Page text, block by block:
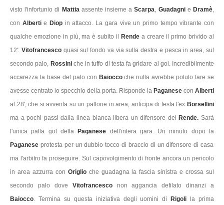
visto l'infortunio di Mattiaassente insieme a Scarpa, Guadagnie Dramè,
con Albertie Diop in attacco. La gara vive un primo tempo vibrante con
qualche emozione in più, ma è subito il
Rendea creare il primo brivido al
12': Vitofrancescoquasi sul fondo va via sulla destra e pesca in area, sul
secondo palo, Rossini che in tuffo di testa fa gridare al gol. Incredibilmente
accarezza la base del palo con Baioccoche nulla avrebbe potuto fare se
avesse centrato lo specchio della porta. Risponde la Paganese con Alberti
al 28', che si avventa su un pallone in area, anticipa di testa l'ex Borsellini
ma a pochi passi dalla linea bianca libera un difensore del
Rende. Sarà
l'unica palla gol della
Paganese dell'intera gara. Un minuto dopo la
Paganese protesta per un dubbio tocco di braccio di un difensore di casa
ma l'arbitro fa proseguire. Sul capovolgimento di fronte ancora un pericolo
in area azzurra con Origlioche guadagna la fascia sinistra e crossa sul
secondo palo dove Vitofrancesconon aggancia defilato dinanzi a
Baiocco. Termina su questa iniziativa degli uomini di Rigoli
la prima